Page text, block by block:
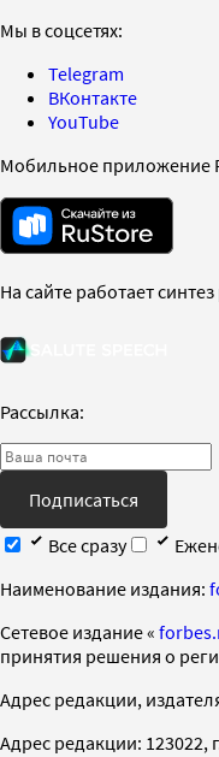
Мы в соцсетях:
Telegram
ВКонтакте
YouTube
Мобильное приложение
На сайте работает
Рассылка:
Подписаться
Все сразу
Наименование издания:
Cетевое издание «
принятия решения о
Адрес редакции,
Адрес редакции: 123022,